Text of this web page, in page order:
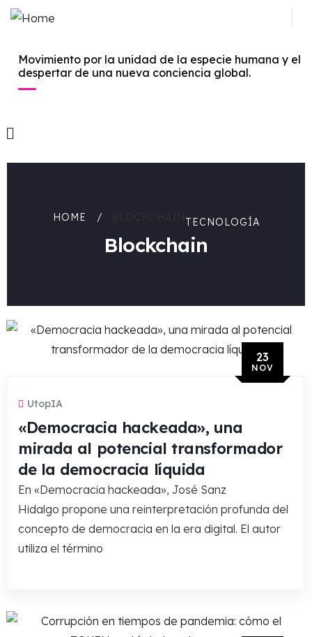
Movimiento por la unidad de la especie humana y el
despertar de una nueva conciencia global.
HOME TECNOLOGÍA
Blockchain
23
NOV
UtopIA
«Democracia hackeada», una
mirada al potencial transformador
de la democracia líquida
En «Democracia hackeada», José Sanz
Hidalgo propone una reinterpretación profunda del
concepto de democracia en la era digital. El autor
utiliza el término